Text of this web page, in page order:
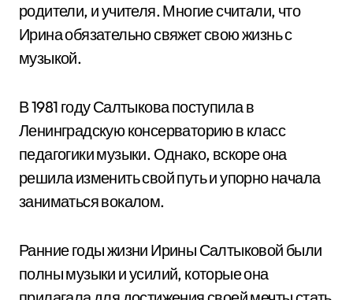
родители, и учителя. Многие считали, что
Ирина обязательно свяжет свою жизнь с
музыкой.
В 1981 году Салтыкова поступила в
Ленинградскую консерваторию в класс
педагогики музыки. Однако, вскоре она
решила изменить свой путь и упорно начала
заниматься вокалом.
Ранние годы жизни Ирины Салтыковой были
полны музыки и усилий, которые она